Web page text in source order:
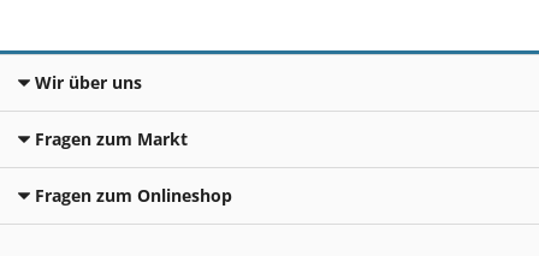
Wir über uns
Fragen zum Markt
Fragen zum Onlineshop